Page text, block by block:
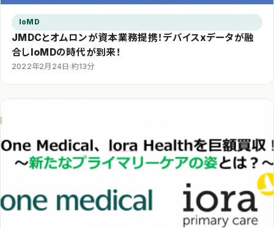
IoMD
JMDCとオムロンが資本業務提携！デバイスxデータが融
合しIoMDの時代が到来！
2022年2月24日 ·約13分